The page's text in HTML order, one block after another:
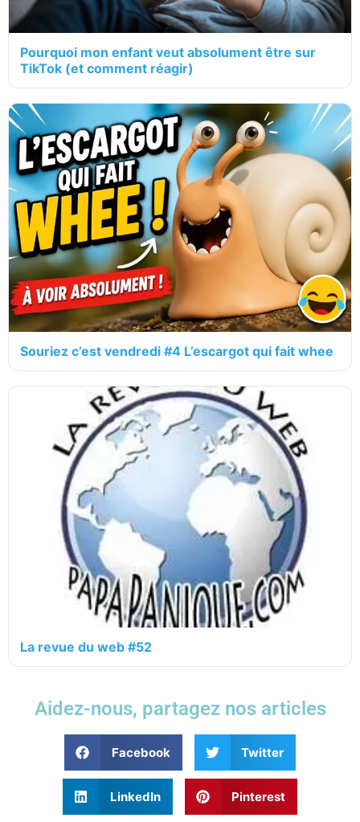
Pourquoi mon enfant veut absolument être sur
TikTok (et comment réagir)
Souriez c’est vendredi #4 L’escargot qui fait whee
La revue du web #52
Aidez-nous, partagez nos articles
Facebook Twitter
LinkedIn Pinterest